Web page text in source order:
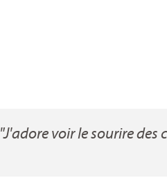
"J'adore voir le sourire